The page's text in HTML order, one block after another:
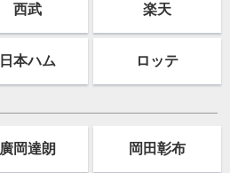
西武 楽天
日本ハム ロッテ
廣岡達朗 岡田彰布